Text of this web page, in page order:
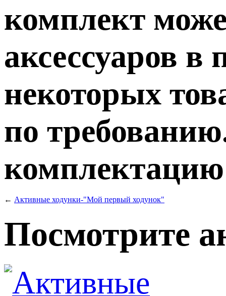
комплект
аксессуаров в
некоторых
по
комплектацию
← Активные ходунки-"Мой первый ходунок"
Посмотрите